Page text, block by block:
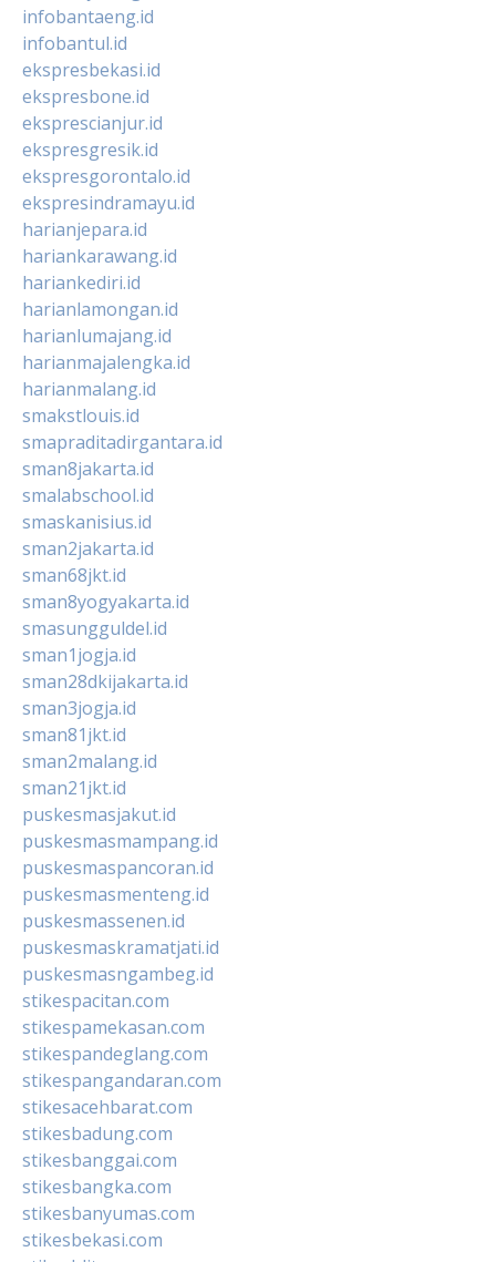
infobantaeng.id
infobantul.id
ekspresbekasi.id
ekspresbone.id
eksprescianjur.id
ekspresgresik.id
ekspresgorontalo.id
ekspresindramayu.id
harianjepara.id
hariankarawang.id
hariankediri.id
harianlamongan.id
harianlumajang.id
harianmajalengka.id
harianmalang.id
smakstlouis.id
smapraditadirgantara.id
sman8jakarta.id
smalabschool.id
smaskanisius.id
sman2jakarta.id
sman68jkt.id
sman8yogyakarta.id
smasungguldel.id
sman1jogja.id
sman28dkijakarta.id
sman3jogja.id
sman81jkt.id
sman2malang.id
sman21jkt.id
puskesmasjakut.id
puskesmasmampang.id
puskesmaspancoran.id
puskesmasmenteng.id
puskesmassenen.id
puskesmaskramatjati.id
puskesmasngambeg.id
stikespacitan.com
stikespamekasan.com
stikespandeglang.com
stikespangandaran.com
stikesacehbarat.com
stikesbadung.com
stikesbanggai.com
stikesbangka.com
stikesbanyumas.com
stikesbekasi.com